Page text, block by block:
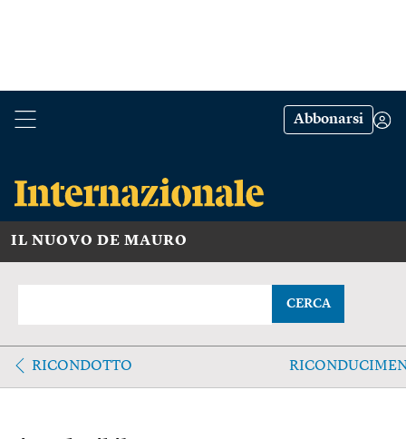
Abbonarsi
IL NUOVO DE MAURO
CERCA
RICONDOTTO